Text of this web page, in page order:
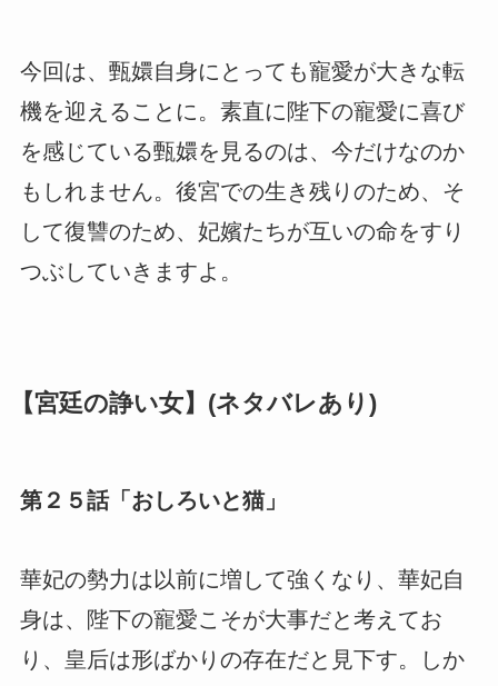
今回は、甄嬛自身にとっても寵愛が大きな転
機を迎えることに。素直に陛下の寵愛に喜び
を感じている甄嬛を見るのは、今だけなのか
もしれません。後宮での生き残りのため、そ
して復讐のため、妃嬪たちが互いの命をすり
つぶしていきますよ。
【宮廷の諍い女】(ネタバレあり)
第２５話「おしろいと猫」
華妃の勢力は以前に増して強くなり、華妃自
身は、陛下の寵愛こそが大事だと考えてお
り、皇后は形ばかりの存在だと見下す。しか